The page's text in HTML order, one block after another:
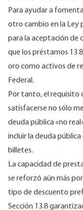
Para ayudar a
otro cambio en la Ley
para la aceptación de
que los préstamos
oro como activos de
Federal.
Por tanto, el requisito
satisfacerse no sólo
deuda pública «no
incluir la deuda
billetes.
La capacidad de
se reforzó aún más
tipo de descuento
Sección 13.8